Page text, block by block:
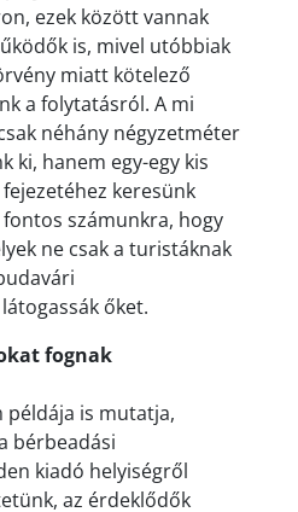
ezek között vannak
is, mivel utóbbiak
miatt kötelező
a folytatásról. A mi
néhány négyzetméter
ki, hanem egy-egy kis
keresünk
számunkra, hogy
ne csak a turistáknak
őket.
fognak
példája is mutatja,
bérbeadási
kiadó helyiségről
az érdeklődők